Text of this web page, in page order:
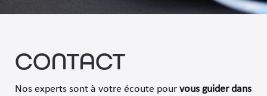
CONTACT
Nos experts sont à votre écoute pour vous guider dans